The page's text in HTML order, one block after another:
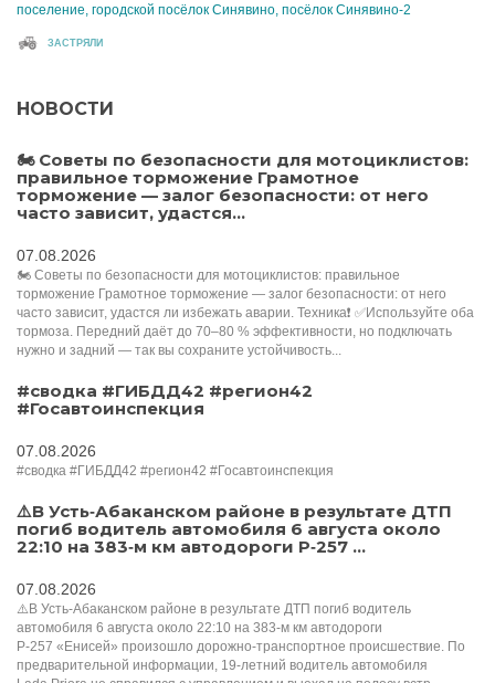
поселение, городской посёлок Синявино, посёлок Синявино-2
ЗАСТРЯЛИ
НОВОСТИ
🏍 Советы по безопасности для мотоциклистов:
правильное торможение Грамотное
торможение — залог безопасности: от него
часто зависит, удастся...
07.08.2026
🏍 Советы по безопасности для мотоциклистов: правильное
торможение Грамотное торможение — залог безопасности: от него
часто зависит, удастся ли избежать аварии. Техника❗️ ✅Используйте оба
тормоза. Передний даёт до 70–80 % эффективности, но подключать
нужно и задний — так вы сохраните устойчивость...
#сводка #ГИБДД42 #регион42
#Госавтоинспекция
07.08.2026
#сводка #ГИБДД42 #регион42 #Госавтоинспекция
⚠️В Усть‑Абаканском районе в результате ДТП
погиб водитель автомобиля 6 августа около
22:10 на 383‑м км автодороги Р‑257 ...
07.08.2026
⚠️В Усть‑Абаканском районе в результате ДТП погиб водитель
автомобиля 6 августа около 22:10 на 383‑м км автодороги
Р‑257 «Енисей» произошло дорожно‑транспортное происшествие. По
предварительной информации, 19‑летний водитель автомобиля